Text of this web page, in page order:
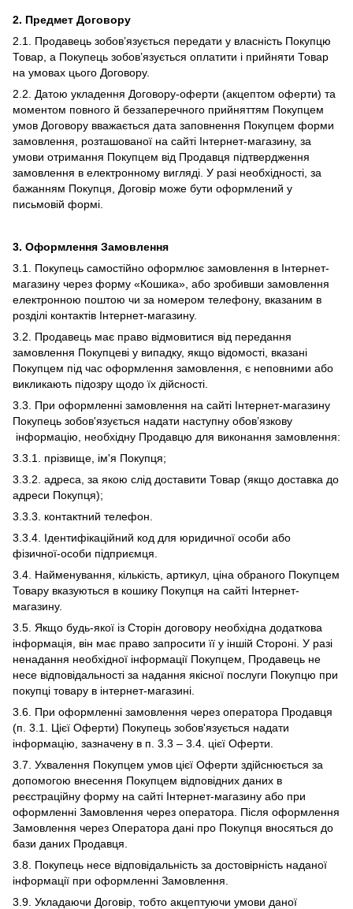
2. Предмет Договору
2.1. Продавець зобов’язується передати у власність Покупцю
Товар, а Покупець зобов’язується оплатити і прийняти Товар
на умовах цього Договору.
2.2. Датою укладення Договору-оферти (акцептом оферти) та
моментом повного й беззаперечного прийняттям Покупцем
умов Договору вважається дата заповнення Покупцем форми
замовлення, розташованої на сайті Інтернет-магазину, за
умови отримання Покупцем від Продавця підтвердження
замовлення в електронному вигляді. У разі необхідності, за
бажанням Покупця, Договір може бути оформлений у
письмовій формі.
3. Оформлення Замовлення
3.1. Покупець самостійно оформлює замовлення в Інтернет-
магазину через форму «Кошика», або зробивши замовлення
електронною поштою чи за номером телефону, вказаним в
розділі контактів Інтернет-магазину.
3.2. Продавець має право відмовитися від передання
замовлення Покупцеві у випадку, якщо відомості, вказані
Покупцем під час оформлення замовлення, є неповними або
викликають підозру щодо їх дійсності.
3.3. При оформленні замовлення на сайті Інтернет-магазину
Покупець зобов'язується надати наступну обов’язкову
інформацію, необхідну Продавцю для виконання замовлення:
3.3.1. прізвище, ім'я Покупця;
3.3.2. адреса, за якою слід доставити Товар (якщо доставка до
адреси Покупця);
3.3.3. контактний телефон.
3.3.4. Ідентифікаційний код для юридичної особи або
фізичної-особи підприємця.
3.4. Найменування, кількість, артикул, ціна обраного Покупцем
Товару вказуються в кошику Покупця на сайті Інтернет-
магазину.
3.5. Якщо будь-якої із Сторін договору необхідна додаткова
інформація, він має право запросити її у іншій Стороні. У разі
ненадання необхідної інформації Покупцем, Продавець не
несе відповідальності за надання якісної послуги Покупцю при
покупці товару в інтернет-магазині.
3.6. При оформленні замовлення через оператора Продавця
(п. 3.1. Цієї Оферти) Покупець зобов'язується надати
інформацію, зазначену в п. 3.3 – 3.4. цієї Оферти.
3.7. Ухвалення Покупцем умов цієї Оферти здійснюється за
допомогою внесення Покупцем відповідних даних в
реєстраційну форму на сайті Інтернет-магазину або при
оформленні Замовлення через оператора. Після оформлення
Замовлення через Оператора дані про Покупця вносяться до
бази даних Продавця.
3.8. Покупець несе відповідальність за достовірність наданої
інформації при оформленні Замовлення.
3.9. Укладаючи Договір, тобто акцептуючи умови даної